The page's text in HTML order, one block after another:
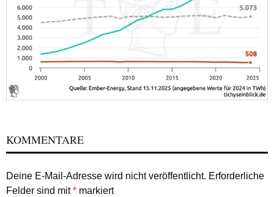
KOMMENTARE
Deine E-Mail-Adresse wird nicht veröffentlicht. Erforderliche
Felder sind mit* markiert